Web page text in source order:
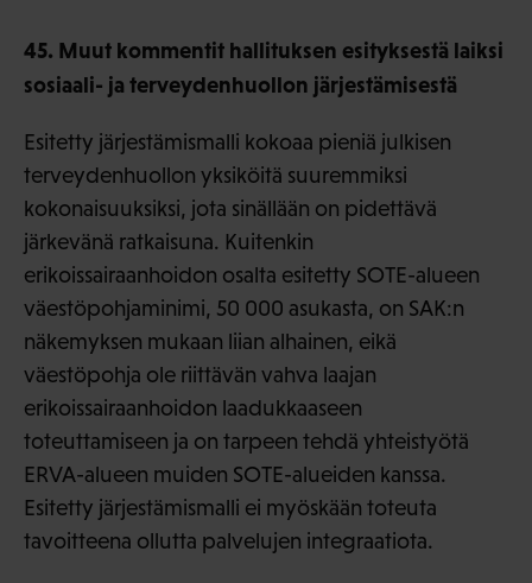
45. Muut kommentit hallituksen esityksestä laiksi
sosiaali- ja terveydenhuollon järjestämisestä
Esitetty järjestämismalli kokoaa pieniä julkisen
terveydenhuollon yksiköitä suuremmiksi
kokonaisuuksiksi, jota sinällään on pidettävä
järkevänä ratkaisuna. Kuitenkin
erikoissairaanhoidon osalta esitetty SOTE-alueen
väestöpohjaminimi, 50 000 asukasta, on SAK:n
näkemyksen mukaan liian alhainen, eikä
väestöpohja ole riittävän vahva laajan
erikoissairaanhoidon laadukkaaseen
toteuttamiseen ja on tarpeen tehdä yhteistyötä
ERVA-alueen muiden SOTE-alueiden kanssa.
Esitetty järjestämismalli ei myöskään toteuta
tavoitteena ollutta palvelujen integraatiota.